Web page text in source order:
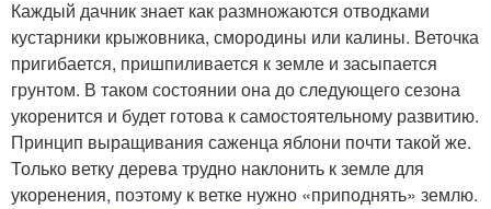
Каждый дачник знает как размножаются отводками
кустарники крыжовника, смородины или калины. Веточка
пригибается, пришпиливается к земле и засыпается
грунтом. В таком состоянии она до следующего сезона
укоренится и будет готова к самостоятельному развитию.
Принцип выращивания саженца яблони почти такой же.
Только ветку дерева трудно наклонить к земле для
укоренения, поэтому к ветке нужно «приподнять» землю.